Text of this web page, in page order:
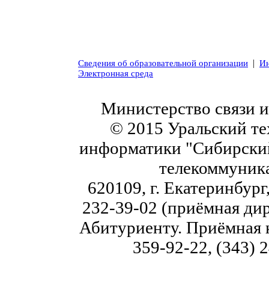
Сведения об образовательной организации |
Электронная среда
Министерство связи
© 2015 Уральский
информатики
620109, г.
232-39-02 (приёмная
Абитуриенту. Приёмная
359-92-22, (343)